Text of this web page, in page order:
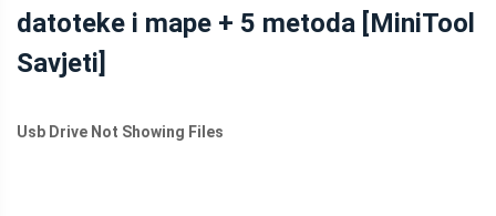
datoteke i mape + 5 metoda [MiniTool
Savjeti]
Usb Drive Not Showing Files